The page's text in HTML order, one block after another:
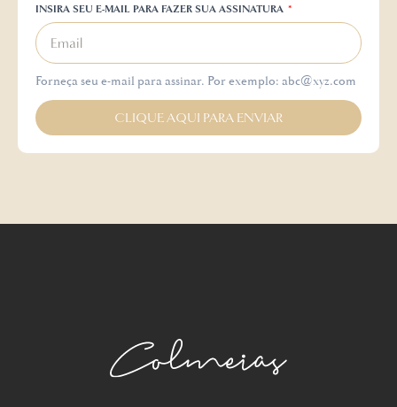
INSIRA SEU E-MAIL PARA FAZER SUA ASSINATURA
Forneça seu e-mail para assinar. Por exemplo: abc@xyz.com
CLIQUE AQUI PARA ENVIAR